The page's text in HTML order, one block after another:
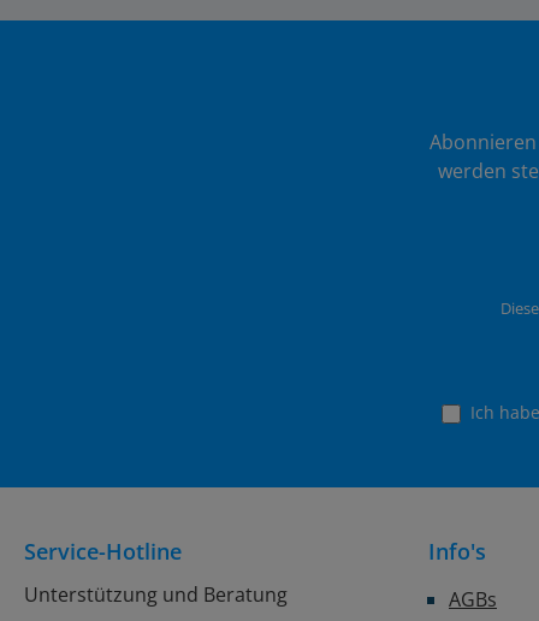
werden
Ich
Service-Hotline
Unterstützung und Beratung
Info's
AGBs